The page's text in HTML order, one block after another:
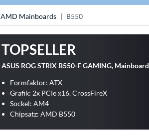
AMD Mainboards B550
TOPSELLER
ASUS ROG STRIX B550-F GAMING, Mainboard
Formfaktor: ATX
Grafik: 2x PCIe x16, CrossFireX
Sockel: AM4
Chipsatz: AMD B550